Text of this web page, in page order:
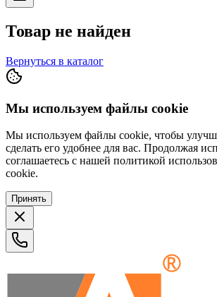
Товар не найден
Вернуться в каталог
Мы используем файлы cookie
Мы используем файлы cookie, чтобы
сделать его удобнее для вас. Продолжая
соглашаетесь с нашей политикой
cookie.
Принять